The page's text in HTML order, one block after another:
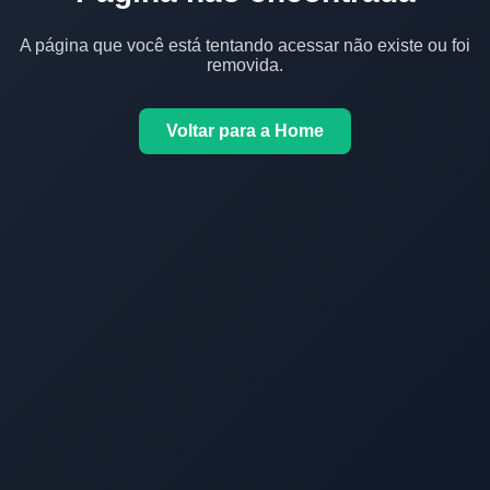
A página que você está tentando acessar não existe ou foi
removida.
Voltar para a Home